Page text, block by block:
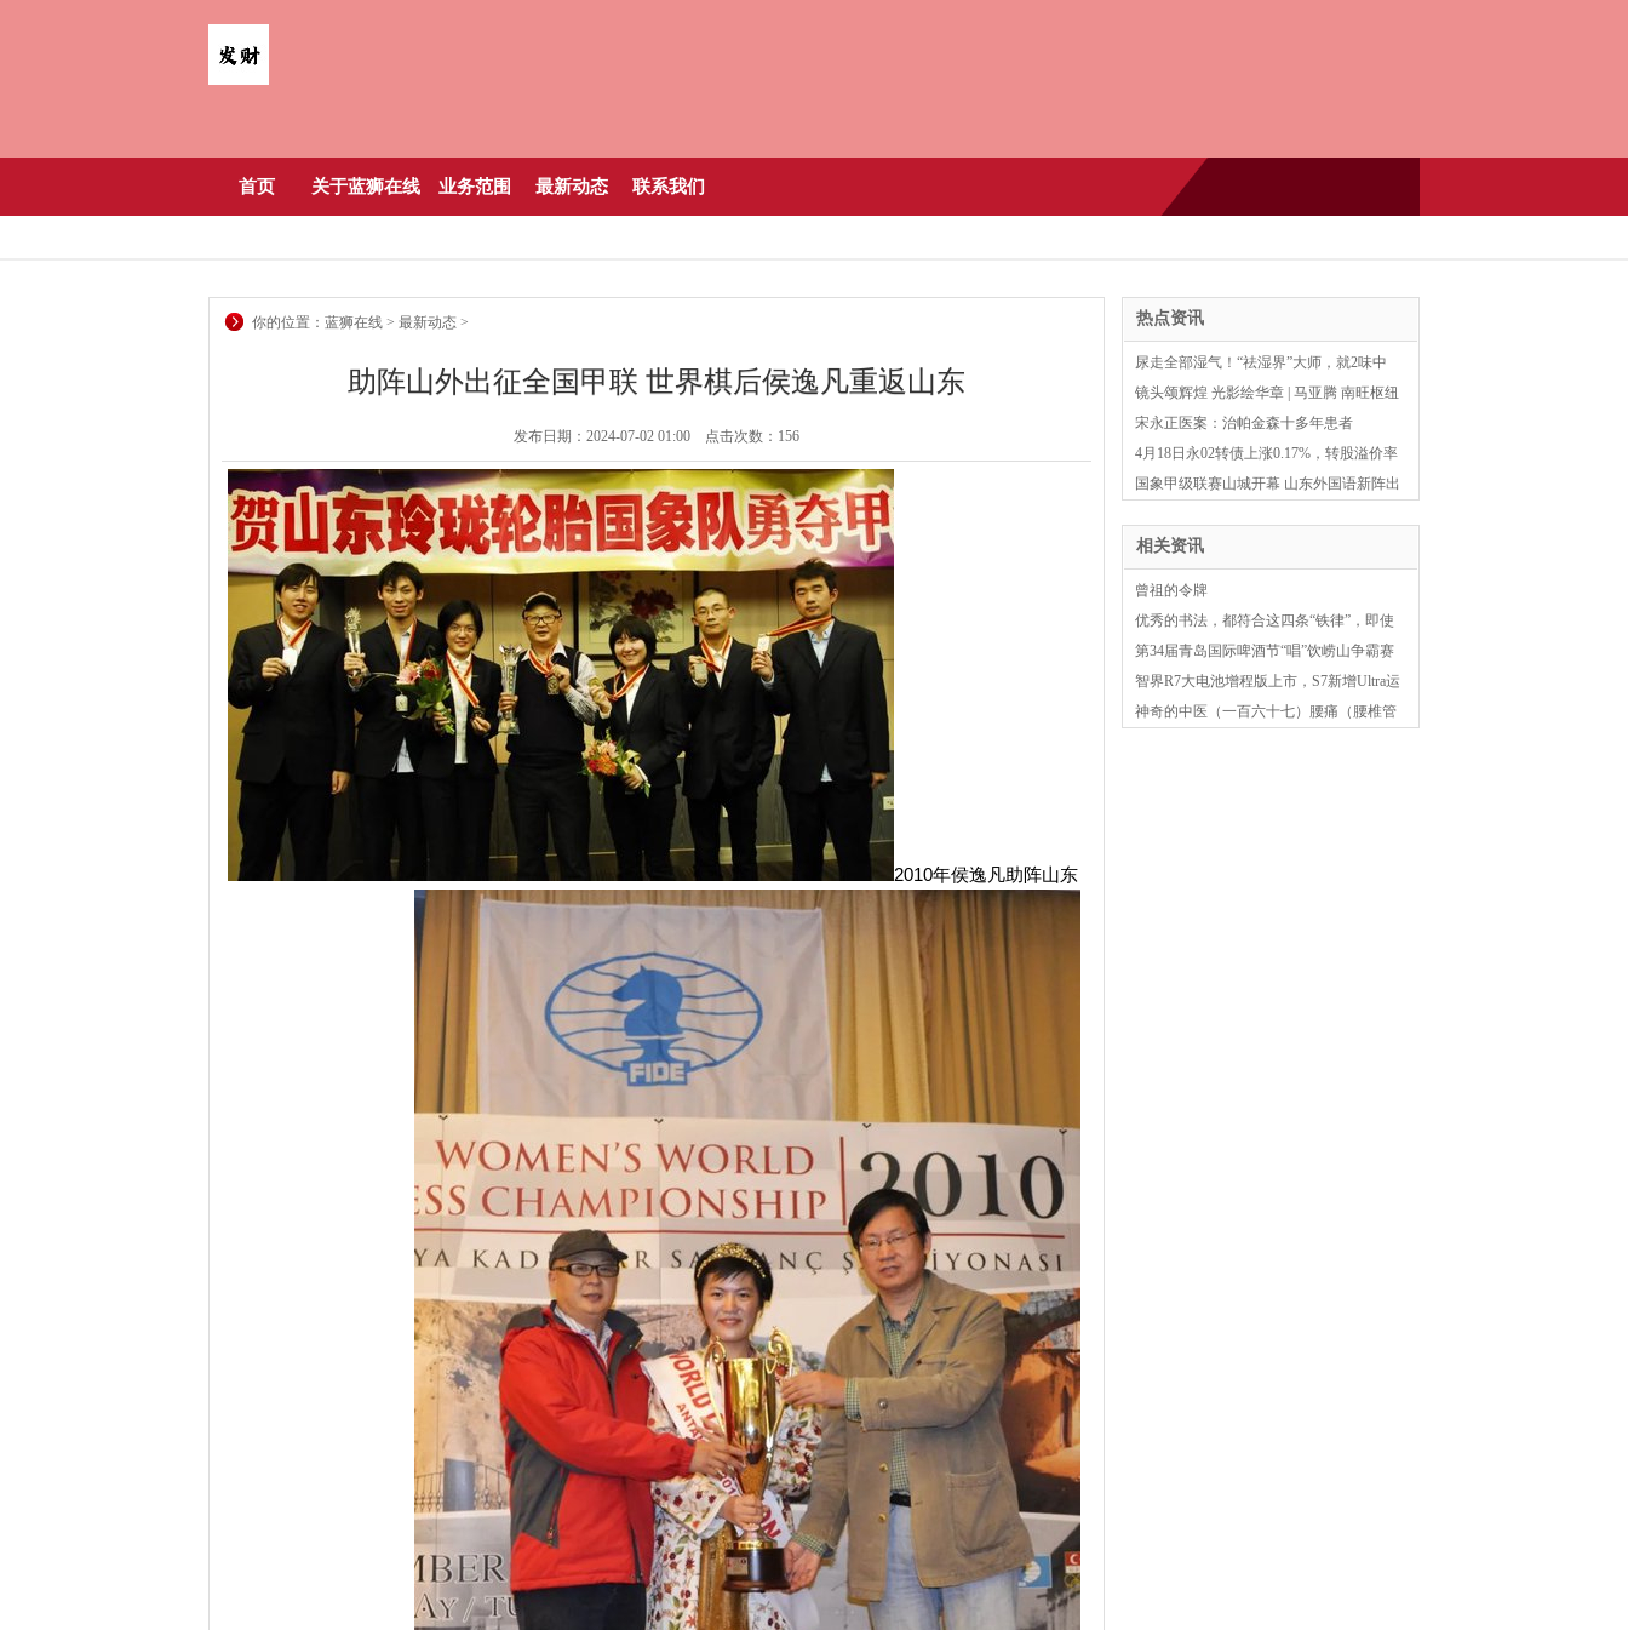
首页 关于蓝狮在线 业务范围 最新动态 联系我们
你的位置： 蓝狮在线 > 最新动态 >
助阵山外出征全国甲联 世界棋后侯逸凡重返山东
发布日期：2024-07-02 01:00 点击次数：156
2010年侯逸凡助阵山东
热点资讯
尿走全部湿气！“祛湿界”大师，就2味中
药、能力超强大，后悔知道太晚
镜头颂辉煌 光影绘华章 | 马亚腾 南旺枢纽
作品
宋永正医案：治帕金森十多年患者
4月18日永02转债上涨0.17%，转股溢价率
35.52%
国象甲级联赛山城开幕 山东外国语新阵出
相关资讯
曾祖的令牌
优秀的书法，都符合这四条“铁律”，即使
是王羲之也不例外！
第34届青岛国际啤酒节“唱”饮崂山争霸赛
总决赛今晚举行
智界R7大电池增程版上市，S7新增Ultra运
动版，能否扭转销量局势？
神奇的中医（一百六十七）腰痛（腰椎管